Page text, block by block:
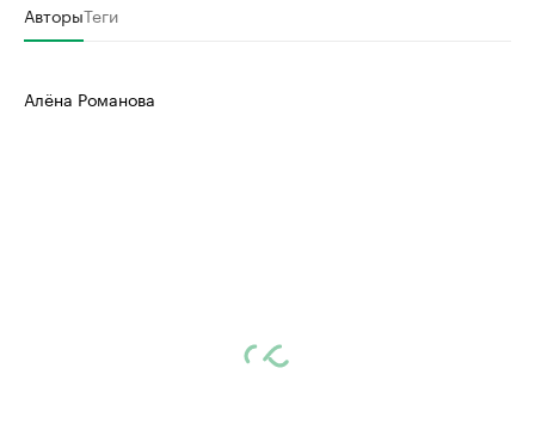
АвторыТеги
Алёна Романова